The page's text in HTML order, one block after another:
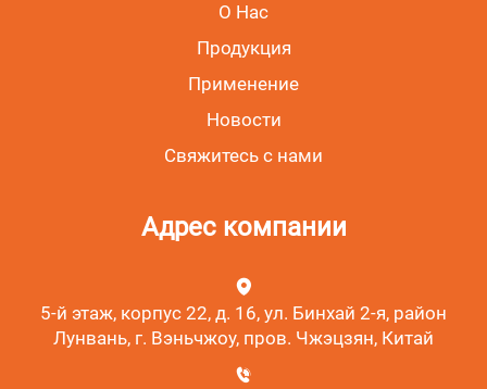
О Нас
Продукция
Применение
Новости
Свяжитесь с нами
Адрес компании
5-й этаж, корпус 22, д. 16, ул. Бинхай 2-я, район
Лунвань, г. Вэньчжоу, пров. Чжэцзян, Китай